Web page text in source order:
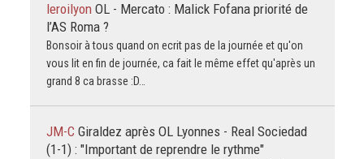
leroilyon OL - Mercato : Malick Fofana priorité de
l’AS Roma ?
Bonsoir à tous quand on ecrit pas de la journée et qu'on
vous lit en fin de journée, ca fait le même effet qu'après un
grand 8 ca brasse :D…
JM-C Giraldez après OL Lyonnes - Real Sociedad
(1-1) : "Important de reprendre le rythme"